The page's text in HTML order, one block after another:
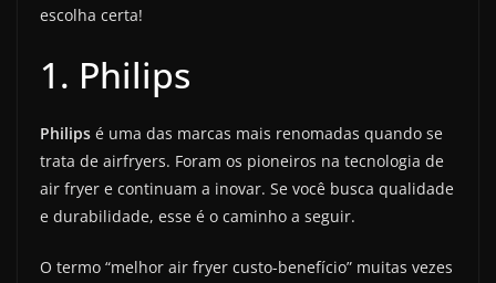
escolha certa!
1. Philips
Philips é uma das marcas mais renomadas quando se
trata de airfryers. Foram os pioneiros na tecnologia de
air fryer e continuam a inovar. Se você busca qualidade
e durabilidade, esse é o caminho a seguir.
O termo “melhor air fryer custo-benefício” muitas vezes